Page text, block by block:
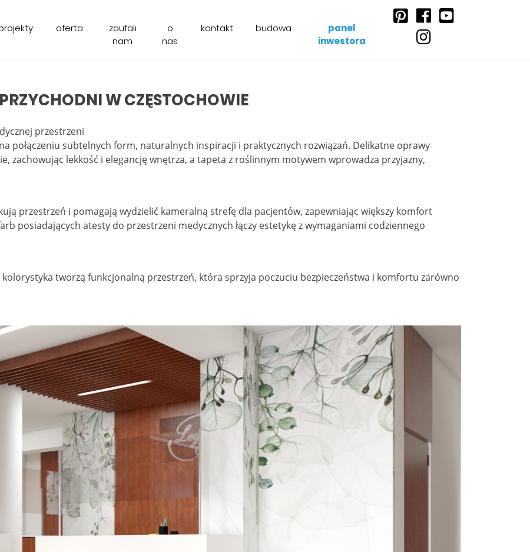
oferta
zaufali
nam
o
nas
kontakt budowa
panel
inwestora
W CZĘSTOCHOWIE
przestrzeni
połączeniu subtelnych form, naturalnych inspiracji i praktycznych rozwiązań. Delikatne oprawy
zachowując lekkość i elegancję wnętrza, a tapeta z roślinnym motywem wprowadza przyjazny,
przestrzeń i pomagają wydzielić kameralną strefę dla pacjentów, zapewniając większy komfort
posiadających atesty do przestrzeni medycznych łączy estetykę z wymaganiami codziennego
tworzą funkcjonalną przestrzeń, która sprzyja poczuciu bezpieczeństwa i komfortu zarówno